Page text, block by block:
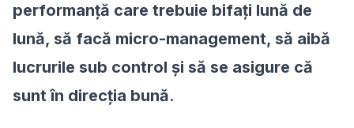
performanță care trebuie bifați lună de
lună, să facă micro-management, să aibă
lucrurile sub control și să se asigure că
sunt în direcția bună.